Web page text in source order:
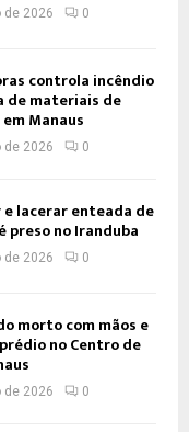
de 2026 0
controla incêndio
de materiais de
Manaus
de 2026 0
lacerar enteada de
preso no Iranduba
de 2026 0
morto com mãos e
no Centro de
de 2026 0